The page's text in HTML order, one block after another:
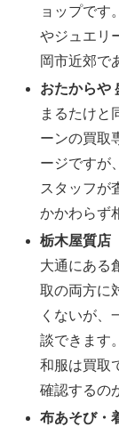
ョップです
やジュエリ
岡市近郊で
おたからや
まるたけと
ーンの買取
ージですが
スタッフが
かかわらず
栃木屋質店
大通にある
取の両方に
くないが、
談できます
和服は買取
確認するの
布あそび・